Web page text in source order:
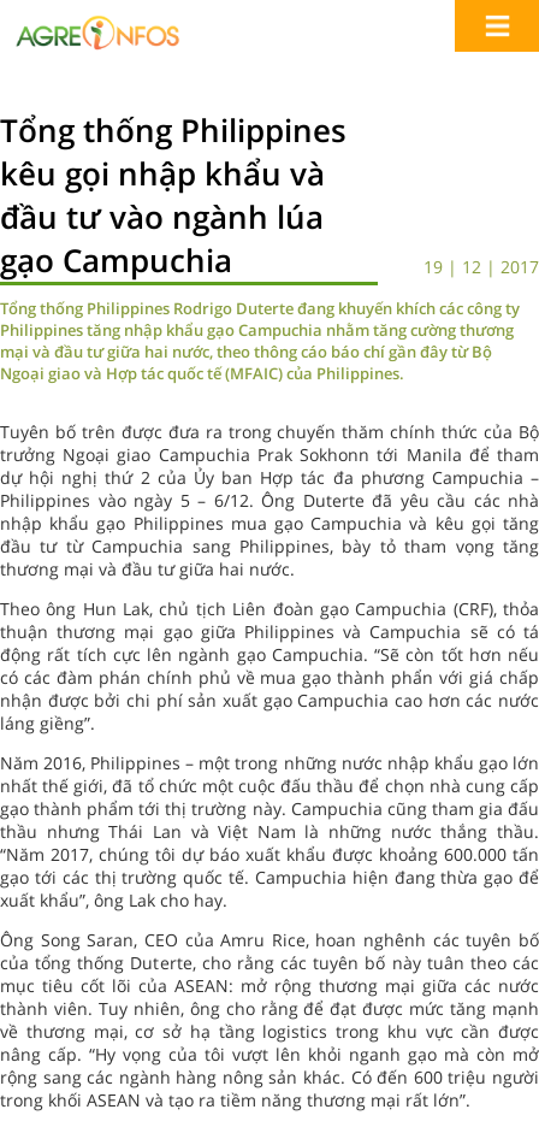
Tổng thống Philippines
kêu gọi nhập khẩu và
đầu tư vào ngành lúa
gạo Campuchia
19 | 12 | 2017
Tổng thống Philippines Rodrigo Duterte đang khuyến khích các công ty
Philippines tăng nhập khẩu gạo Campuchia nhằm tăng cường thương
mại và đầu tư giữa hai nước, theo thông cáo báo chí gần đây từ Bộ
Ngoại giao và Hợp tác quốc tế (MFAIC) của Philippines.
Tuyên bố trên được đưa ra trong chuyến thăm chính thức của Bộ
trưởng Ngoại giao Campuchia Prak Sokhonn tới Manila để tham
dự hội nghị thứ 2 của Ủy ban Hợp tác đa phương Campuchia –
Philippines vào ngày 5 – 6/12. Ông Duterte đã yêu cầu các nhà
nhập khẩu gạo Philippines mua gạo Campuchia và kêu gọi tăng
đầu tư từ Campuchia sang Philippines, bày tỏ tham vọng tăng
thương mại và đầu tư giữa hai nước.
Theo ông Hun Lak, chủ tịch Liên đoàn gạo Campuchia (CRF), thỏa
thuận thương mại gạo giữa Philippines và Campuchia sẽ có tá
động rất tích cực lên ngành gạo Campuchia. “Sẽ còn tốt hơn nếu
có các đàm phán chính phủ về mua gạo thành phẩn với giá chấp
nhận được bởi chi phí sản xuất gạo Campuchia cao hơn các nước
láng giềng”.
Năm 2016, Philippines – một trong những nước nhập khẩu gạo lớn
nhất thế giới, đã tổ chức một cuộc đấu thầu để chọn nhà cung cấp
gạo thành phẩm tới thị trường này. Campuchia cũng tham gia đấu
thầu nhưng Thái Lan và Việt Nam là những nước thắng thầu.
“Năm 2017, chúng tôi dự báo xuất khẩu được khoảng 600.000 tấn
gạo tới các thị trường quốc tế. Campuchia hiện đang thừa gạo để
xuất khẩu”, ông Lak cho hay.
Ông Song Saran, CEO của Amru Rice, hoan nghênh các tuyên bố
của tổng thống Duterte, cho rằng các tuyên bố này tuân theo các
mục tiêu cốt lõi của ASEAN: mở rộng thương mại giữa các nước
thành viên. Tuy nhiên, ông cho rằng để đạt được mức tăng mạnh
về thương mại, cơ sở hạ tầng logistics trong khu vực cần được
nâng cấp. “Hy vọng của tôi vượt lên khỏi nganh gạo mà còn mở
rộng sang các ngành hàng nông sản khác. Có đến 600 triệu người
trong khối ASEAN và tạo ra tiềm năng thương mại rất lớn”.